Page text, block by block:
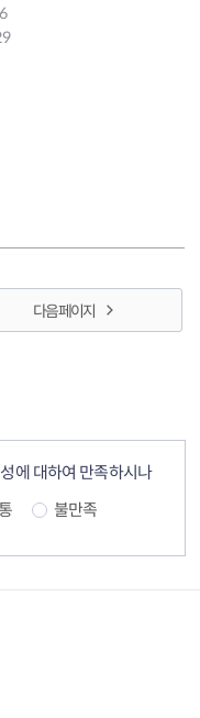
다음 페이지
에 대하여 만족하시나
불만족